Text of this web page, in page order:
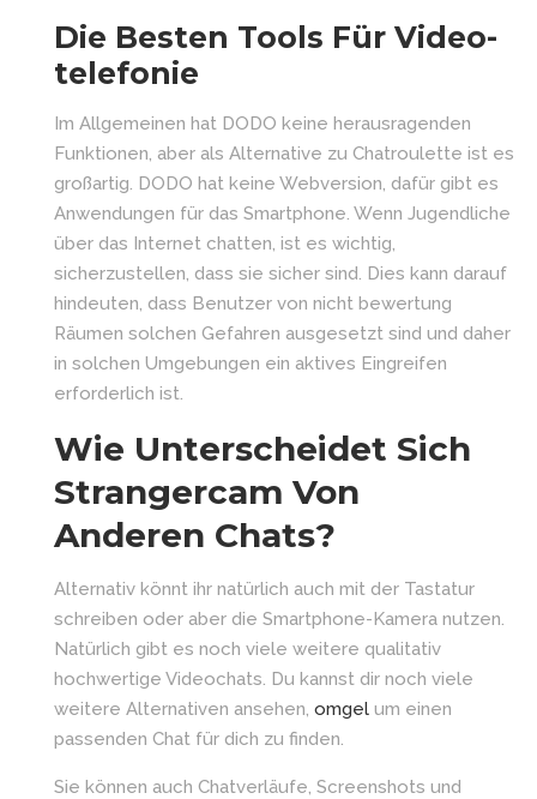
Die Besten Tools Für Video-
telefonie
Im Allgemeinen hat DODO keine herausragenden
Funktionen, aber als Alternative zu Chatroulette ist es
großartig. DODO hat keine Webversion, dafür gibt es
Anwendungen für das Smartphone. Wenn Jugendliche
über das Internet chatten, ist es wichtig,
sicherzustellen, dass sie sicher sind. Dies kann darauf
hindeuten, dass Benutzer von nicht bewertung
Räumen solchen Gefahren ausgesetzt sind und daher
in solchen Umgebungen ein aktives Eingreifen
erforderlich ist.
Wie Unterscheidet Sich
Strangercam Von
Anderen Chats?
Alternativ könnt ihr natürlich auch mit der Tastatur
schreiben oder aber die Smartphone-Kamera nutzen.
Natürlich gibt es noch viele weitere qualitativ
hochwertige Videochats. Du kannst dir noch viele
weitere Alternativen ansehen, omgel um einen
passenden Chat für dich zu finden.
Sie können auch Chatverläufe, Screenshots und